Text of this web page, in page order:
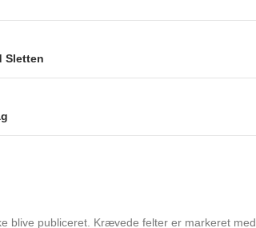
Sletten
blive publiceret. Krævede felter er markeret med